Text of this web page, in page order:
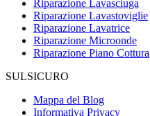
Riparazione Lavasciuga
Riparazione Lavastoviglie
Riparazione Lavatrice
Riparazione Microonde
Riparazione Piano Cottura
SULSICURO
Mappa del Blog
Informativa Privacy